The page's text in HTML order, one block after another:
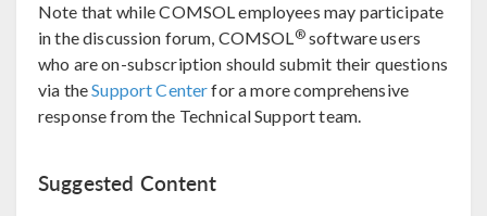
Note that while COMSOL employees may participate
in the discussion forum, COMSOL®software users
who are on-subscription should submit their questions
via theSupport Centerfor a more comprehensive
response from the Technical Support team.
Suggested Content